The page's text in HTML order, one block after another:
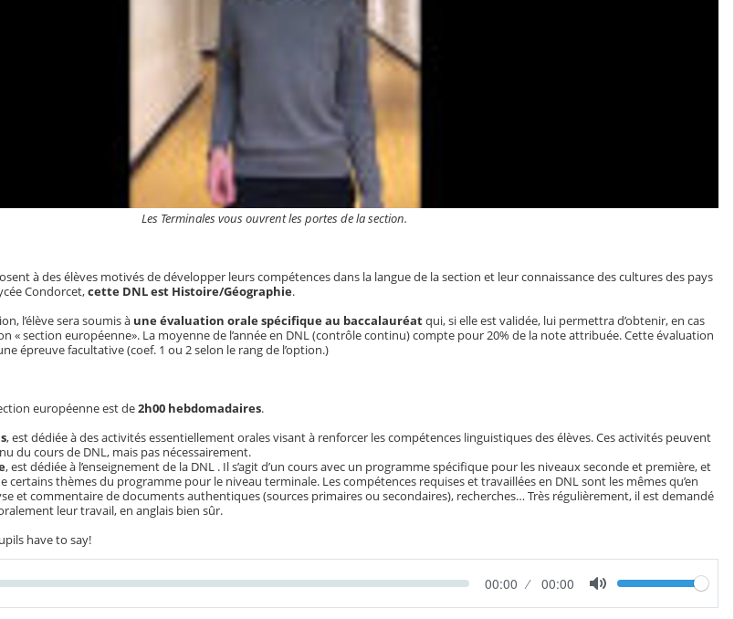
Les Terminales vous ouvrent les portes de la section.
à des élèves motivés de développer leurs compétences dans la langue de la section et leur connaissance des cultures des pays
Condorcet,cette DNL est Histoire/Géographie.
l’élève sera soumis à une évaluation orale spécifique au baccalauréatqui, si elle est validée, lui permettra d’obtenir, en cas
« section européenne». La moyenne de l’année en DNL (contrôle continu) compte pour 20% de la note attribuée. Cette évaluation
épreuve facultative (coef. 1 ou 2 selon le rang de l’option.)
européenne est de2h00 hebdomadaires.
, est dédiée à des activités essentiellement orales visant à renforcer les compétences linguistiques des élèves. Ces activités peuvent
du cours de DNL, mais pas nécessairement.
, est dédiée à l’enseignement de la DNL . Il s’agit d’un cours avec un programme spécifique pour les niveaux seconde et première, et
certains thèmes du programme pour le niveau terminale. Les compétences requises et travaillées en DNL sont les mêmes qu’en
et commentaire de documents authentiques (sources primaires ou secondaires), recherches… Très régulièrement, il est demandé
leur travail, en anglais bien sûr.
have to say!
L
e
c
T
m
00:00 D
r
00:00 V
o
l